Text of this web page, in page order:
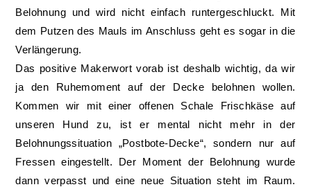
Belohnung und wird nicht einfach runtergeschluckt. Mit
dem Putzen des Mauls im Anschluss geht es sogar in die
Verlängerung.
Das positive Makerwort vorab ist deshalb wichtig, da wir
ja den Ruhemoment auf der Decke belohnen wollen.
Kommen wir mit einer offenen Schale Frischkäse auf
unseren Hund zu, ist er mental nicht mehr in der
Belohnungssituation „Postbote-Decke“, sondern nur auf
Fressen eingestellt. Der Moment der Belohnung wurde
dann verpasst und eine neue Situation steht im Raum.